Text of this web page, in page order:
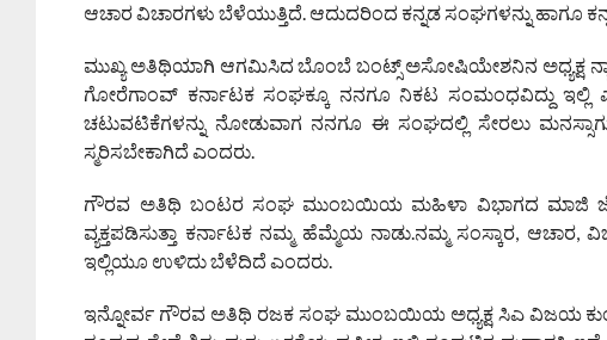
ಆಚಾರ ವಿಚಾರಗಳು ಬೆಳೆಯುತ್ತಿದೆ. ಆದುದರಿಂದ ಕನ್ನಡ ಸಂಘಗಳನ್ನು ಹಾಗೂ
ಮುಖ್ಯ ಅತಿಥಿಯಾಗಿ ಆಗಮಿಸಿದ ಬೊಂಬೆ ಬಂಟ್ಸ್ ಅಸೋಷಿಯೇಶನಿನ ಅಧ್ಯಕ್ಷ ನ್ಯಾ.
ಗೋರೆಗಾಂವ್ ಕರ್ನಾಟಕ ಸಂಘಕ್ಕೂ ನನಗೂ ನಿಕಟ ಸಂಮಂಧವಿದ್ದು ಇಲ್ಲಿ
ಚಟುವಟಿಕೆಗಳನ್ನು ನೋಡುವಾಗ ನನಗೂ ಈ ಸಂಘದಲ್ಲಿ ಸೇರಲು
ಸ್ಮರಿಸಬೇಕಾಗಿದೆ ಎಂದರು.
ಗೌರವ ಅತಿಥಿ ಬಂಟರ ಸಂಘ ಮುಂಬಯಿಯ ಮಹಿಳಾ ವಿಭಾಗದ ಮಾಜಿ
ವ್ಯಕ್ತಪಡಿಸುತ್ತಾ ಕರ್ನಾಟಕ ನಮ್ಮ ಹೆಮ್ಮೆಯ ನಾಡು.ನಮ್ಮ ಸಂಸ್ಕಾರ,
ಇಲ್ಲಿಯೂ ಉಳಿದು ಬೆಳೆದಿದೆ ಎಂದರು.
ಇನ್ನೋರ್ವ ಗೌರವ ಅತಿಥಿ ರಜಕ ಸಂಘ ಮುಂಬಯಿಯ ಅಧ್ಯಕ್ಷ ಸಿಎ ವಿಜಯ